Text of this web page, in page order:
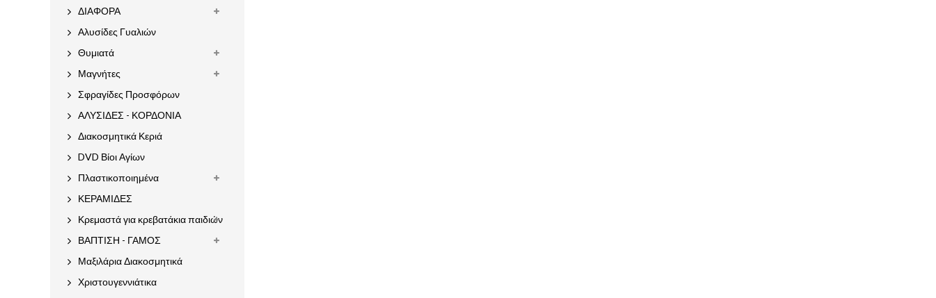
ΔΙΑΦΟΡΑ
Αλυσίδες Γυαλιών
Θυμιατά
Μαγνήτες
Σφραγίδες Προσφόρων
ΑΛΥΣΙΔΕΣ - ΚΟΡΔΟΝΙΑ
Διακοσμητικά Κεριά
DVD Βίοι Αγίων
Πλαστικοποιημένα
ΚΕΡΑΜΙΔΕΣ
Κρεμαστά για κρεβατάκια παιδιών
ΒΑΠΤΙΣΗ - ΓΑΜΟΣ
Μαξιλάρια Διακοσμητικά
Χριστουγεννιάτικα